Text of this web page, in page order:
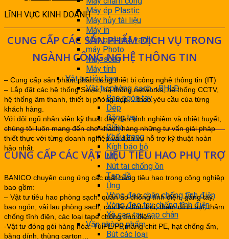
Máy ép Plastic
Máy hủy tài liệu
Máy in
Máy quét mã vạch
máy Photo
Máy scan
Máy tính
Vật tư tiêu hao
Vật tư phòng sạch - BHLĐ
Bao ngón tay
Dép
Găng tay
Giầy
Khẩu trang
Kính bảo hộ
Mũ
Nút tai chống ồn
Tạp dề
Ủng
Vòng đeo chân chống tĩnh điện
Vòng đeo tay chống tĩnh điện
Xà cạp tay, cạp chân
Văn phòng phẩm
Bút các loại
LĨNH VỰC KINH DOANH
CUNG CẤP CÁC SẢN PHẨM DỊCH VỤ TRONG
NGÀNH CÔNG NGHỆ THÔNG TIN
– Cung cấp sản phẩm phần cứng thiết bị công nghệ thông tin (IT)
– Lắp đặt các hệ thống Sever, hệ thống networks, hệ thống CCTV,
hệ thống âm thanh, thiết bị phòng họp… theo yêu cầu của từng
khách hàng.
Với đội ngũ nhân viên kỹ thuật dày dặn kinh nghiệm và nhiệt huyết,
chúng tôi luôn mang đến cho khách hàng những tư vấn giải pháp
thiết thực với từng doanh nghiệp và dịch vụ hỗ trợ kỹ thuật hoàn
hảo nhất.
CUNG CẤP CÁC VẬT LIỆU TIÊU HAO PHỤ TRỢ
BANICO chuyên cung ứng các mặt hàng tiêu hao trong công nghiệp
bao gồm:
– Vật tư tiêu hao phòng sạch: quần áo chống tĩnh điện, găng tay,
bao ngón, vải lau phòng sạch, con lăn dính bụi, thảm dính bụi, thảm
chống tĩnh điện, các loại tape chống tĩnh điện…
-Vật tư đóng gói hàng hóa: TúiPE/PP,màng chit PE, hạt chống ẩm,
băng dính, thùng carton…